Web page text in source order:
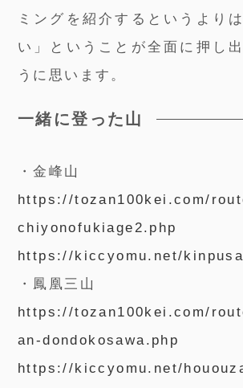
ミングを紹介するというより
い」ということが全面に押し
うに思います。
一緒に登った山
・金峰山
https://tozan100kei.com/
chiyonofukiage2.php
https://kiccyomu.net/
・鳳凰三山
https://tozan100kei.com/
an-dondokosawa.php
https://kiccyomu.net/